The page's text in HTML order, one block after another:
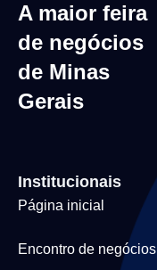
A maior feira
de negócios
de Minas
Gerais
Institucionais
Página inicial
Encontro de negócios